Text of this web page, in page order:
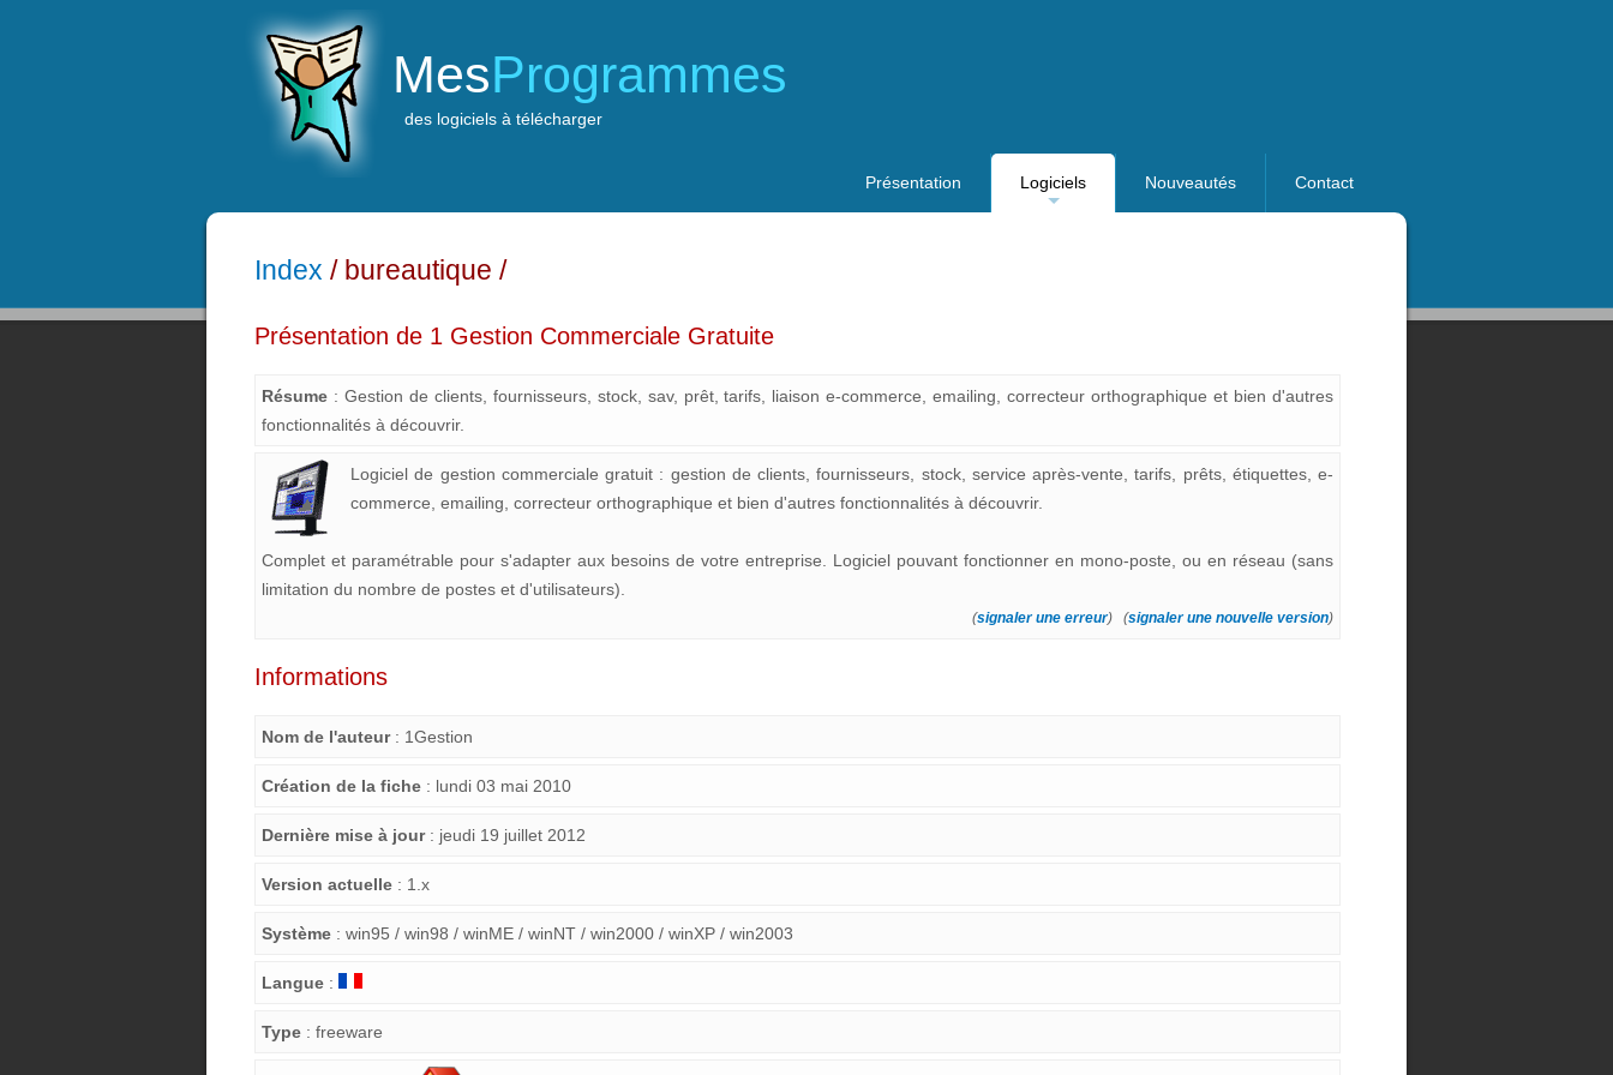
MesProgrammes
des logiciels à télécharger
Présentation
Logiciels
Nouveautés Contact
Index / bureautique /
Présentation de 1 Gestion Commerciale Gratuite
Résume : Gestion de clients, fournisseurs, stock, sav, prêt, tarifs, liaison e-commerce, emailing, correcteur orthographique et bien d'autres
fonctionnalités à découvrir.
Logiciel de gestion commerciale gratuit : gestion de clients, fournisseurs, stock, service après-vente, tarifs, prêts, étiquettes, e-
commerce, emailing, correcteur orthographique et bien d'autres fonctionnalités à découvrir.
Complet et paramétrable pour s'adapter aux besoins de votre entreprise. Logiciel pouvant fonctionner en mono-poste, ou en réseau (sans
limitation du nombre de postes et d'utilisateurs).
(signaler une erreur) (signaler une nouvelle version)
Informations
Nom de l'auteur: 1Gestion
Création de la fiche : lundi 03 mai 2010
Dernière mise à jour: jeudi 19 juillet 2012
Version actuelle : 1.x
Système : win95 / win98 / winME / winNT / win2000 / winXP / win2003
Langue :
Type : freeware